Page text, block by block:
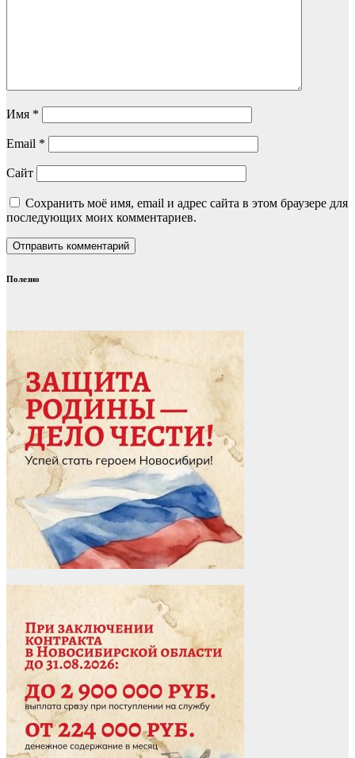
Имя *
Email *
Сайт
Сохранить моё имя, email и адрес сайта в этом браузере для
последующих моих комментариев.
Полезно